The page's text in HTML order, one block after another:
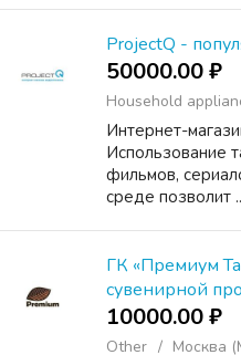
ProjectQ -
50000.00 ₽
Household
Интернет-
Использование
фильмов,
среде позволит
ГК «Премиум
сувенирной
10000.00 ₽
Other Москва